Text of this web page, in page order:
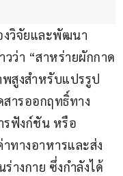
วิจัยและพัฒนา
ว่า “สาหร่ายผักกาด
สูงสำหรับแปรรูป
ารออกฤทธิ์ทาง
รฟังก์ชัน หรือ
ทางอาหารและส่ง
างกาย ซึ่งกำลังได้